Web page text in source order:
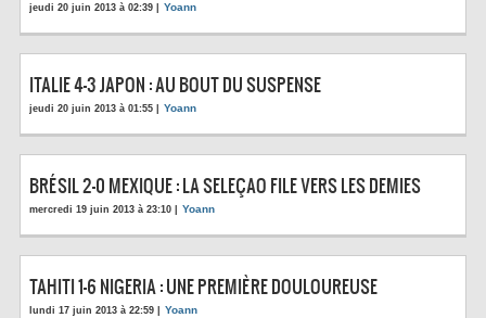
jeudi 20 juin 2013 à 02:39 | Yoann
ITALIE 4-3 JAPON : AU BOUT DU SUSPENSE
jeudi 20 juin 2013 à 01:55 | Yoann
BRÉSIL 2-0 MEXIQUE : LA SELEÇAO FILE VERS LES DEMIES
mercredi 19 juin 2013 à 23:10 | Yoann
TAHITI 1-6 NIGERIA : UNE PREMIÈRE DOULOUREUSE
lundi 17 juin 2013 à 22:59 | Yoann